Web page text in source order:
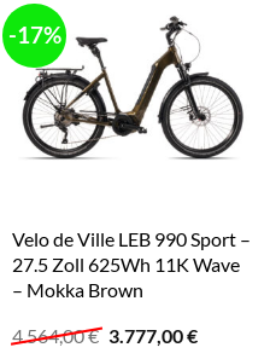
-17%
Velo de Ville LEB 990 Sport –
27.5 Zoll 625Wh 11K Wave
– Mokka Brown
4.564,00€ Ursprünglicher
3.777,00€